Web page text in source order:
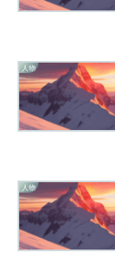
人物
人物